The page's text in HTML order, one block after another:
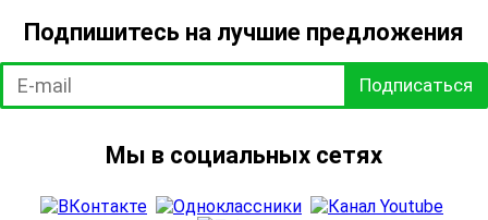
Подпишитесь на лучшие предложения
Подписаться
Мы в социальных сетях